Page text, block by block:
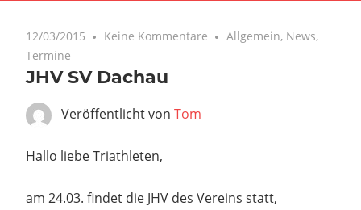
12/03/2015 Keine Kommentare Allgemein, News,
Termine
JHV SV Dachau
Veröffentlicht von Tom
Hallo liebe Triathleten,
am 24.03. findet die JHV des Vereins statt,